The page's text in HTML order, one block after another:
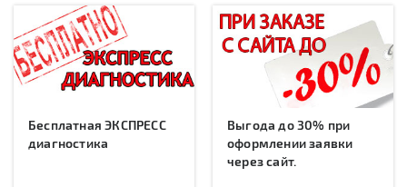
Бесплатная ЭКСПРЕСС
диагностика
Выгода до 30% при
оформлении заявки
через сайт.